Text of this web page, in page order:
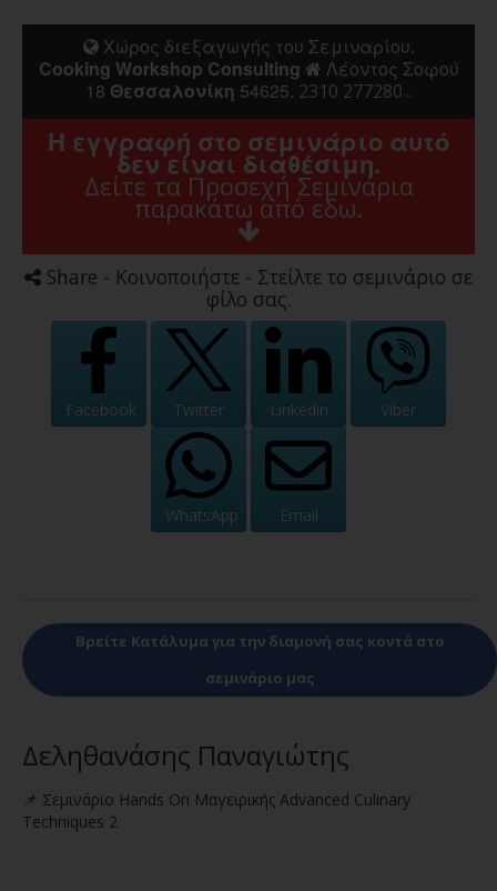
Χώρος διεξαγωγής του Σεμιναρίου.
Cooking Workshop Consulting
Λέοντος Σοφού
18 Θεσσαλονίκη 54625. 2310 277280
Η εγγραφή στο σεμινάριο αυτό
δεν είναι διαθέσιμη.
Δείτε τα Προσεχή Σεμινάρια
παρακάτω από εδω.
Share - Κοινοποιήστε - Στείλτε το σεμινάριο σε
φίλο σας.
Facebook Twitter Linkedin Viber
WhatsApp Email
Βρείτε Κατάλυμα για την διαμονή σας κοντά στο
σεμινάριο μας
Δεληθανάσης Παναγιώτης
📌 Σεμινάριο Hands On Μαγειρικής Advanced Culinary
Techniques 2